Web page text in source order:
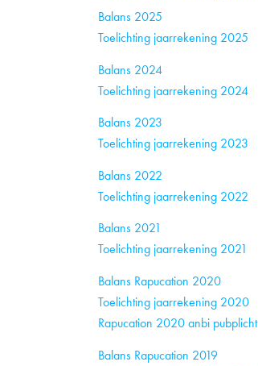
Balans 2025
Toelichting jaarrekening 2025
Balans 2024
Toelichting jaarrekening 2024
Balans 2023
Toelichting jaarrekening 2023
Balans 2022
Toelichting jaarrekening 2022
Balans 2021
Toelichting jaarrekening 2021
Balans Rapucation 2020
Toelichting jaarrekening 2020
Rapucation 2020 anbi pubplicht
Balans Rapucation 2019